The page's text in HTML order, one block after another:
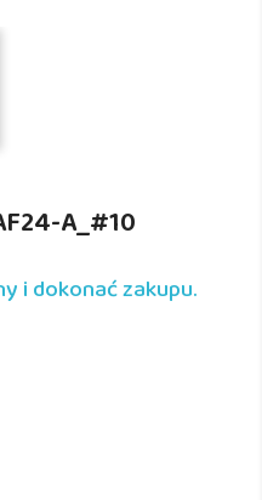
A_#10
i dokonać zakupu.